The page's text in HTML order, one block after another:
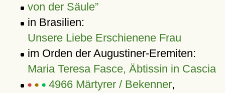
von der Säule
in Brasilien:
Unsere Liebe Erschienene Frau
im Orden der Augustiner-Eremiten:
Maria Teresa Fasce, Äbtissin in Cascia
4966 Märtyrer / Bekenner,